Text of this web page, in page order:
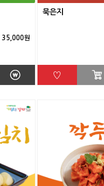
35,000원
묵은지
♡